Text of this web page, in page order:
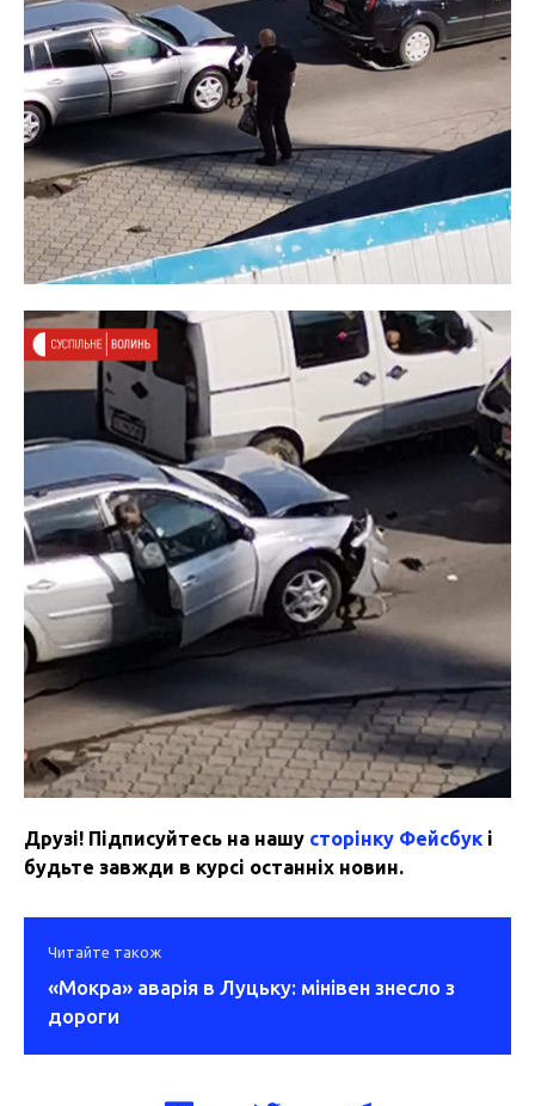
Друзі! Підписуйтесь на нашу сторінку Фейсбук і
будьте завжди в курсі останніх новин.
Читайте також
«Мокра» аварія в Луцьку: мінівен знесло з
дороги